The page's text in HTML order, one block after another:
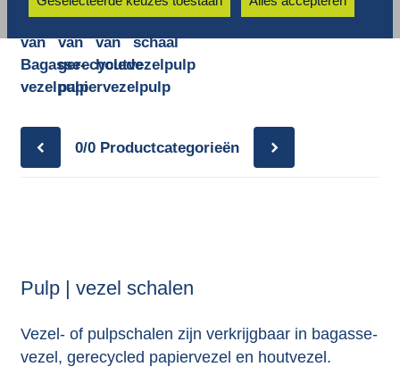
Schaal
van
Bagasse-
vezelpulp
Schaal
van
gerecyclede
papiervezelpulp
Schaal
van
houtvezelpulp
Houten
schaal
0/0 Productcategorieën
Pulp | vezel schalen
Vezel- of pulpschalen zijn verkrijgbaar in bagasse-
vezel, gerecycled papiervezel en houtvezel.